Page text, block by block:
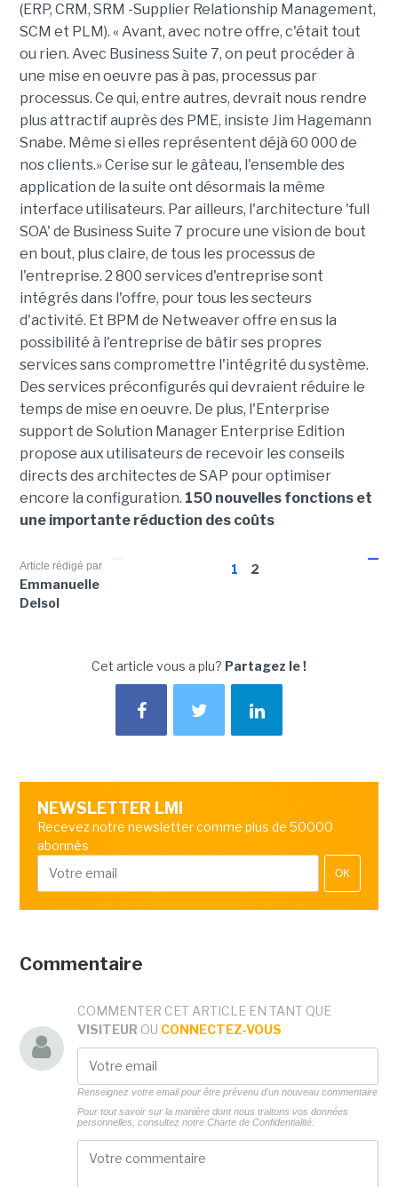
(ERP, CRM, SRM -Supplier Relationship Management,
SCM et PLM). « Avant, avec notre offre, c'était tout
ou rien. Avec Business Suite 7, on peut procéder à
une mise en oeuvre pas à pas, processus par
processus. Ce qui, entre autres, devrait nous rendre
plus attractif auprès des PME, insiste Jim Hagemann
Snabe. Même si elles représentent déjà 60 000 de
nos clients.» Cerise sur le gâteau, l'ensemble des
application de la suite ont désormais la même
interface utilisateurs. Par ailleurs, l'architecture 'full
SOA' de Business Suite 7 procure une vision de bout
en bout, plus claire, de tous les processus de
l'entreprise. 2 800 services d'entreprise sont
intégrés dans l'offre, pour tous les secteurs
d'activité. Et BPM de Netweaver offre en sus la
possibilité à l'entreprise de bâtir ses propres
services sans compromettre l'intégrité du système.
Des services préconfigurés qui devraient réduire le
temps de mise en oeuvre. De plus, l'Enterprise
support de Solution Manager Enterprise Edition
propose aux utilisateurs de recevoir les conseils
directs des architectes de SAP pour optimiser
encore la configuration. 150 nouvelles fonctions et
une importante réduction des coûts
1 2
Article rédigé par
Emmanuelle
Delsol
Cet article vous a plu? Partagez le !
NEWSLETTER LMI
Recevez notre newsletter comme plus de 50000
abonnés
OK
Commentaire
COMMENTER CET ARTICLE EN TANT QUE
VISITEUR OU CONNECTEZ-VOUS
Renseignez votre email pour être prévenu d'un nouveau commentaire
Pour tout savoir sur la manière dont nous traitons vos données
personnelles, consultez notre Charte de Confidentialité.